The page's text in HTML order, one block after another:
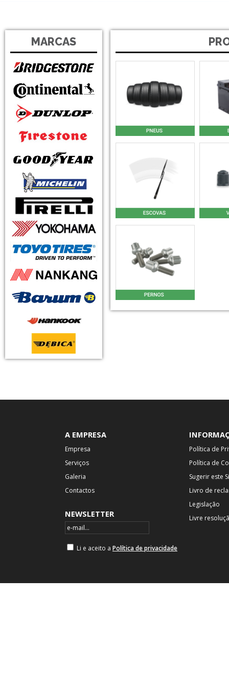
MARCAS
A EMPRESA
Empresa
Serviços
Galeria
Contactos
NEWSLETTER
Li e aceito a Política de privacidade
Política de
Política de
Sugerir este
Livro de
Legislação
Livre